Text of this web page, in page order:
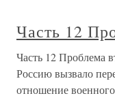
Часть 12
Часть 12 Проблема
Россию вызвало
отношение